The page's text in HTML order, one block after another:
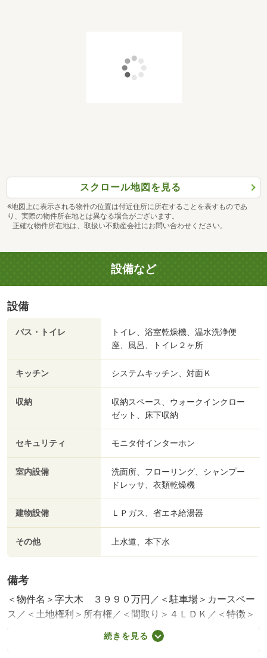
スクロール地図を見る
※地図上に表示される物件の位置は付近住所に所在することを表すものであ
り、実際の物件所在地とは異なる場合がございます。
正確な物件所在地は、取扱い不動産会社にお問い合わせください。
設備など
設備
バス・トイレ
トイレ、浴室乾燥機、温水洗浄便
座、風呂、トイレ２ヶ所
キッチン システムキッチン、対面Ｋ
収納
収納スペース、ウォークインクロー
ゼット、床下収納
セキュリティ モニタ付インターホン
室内設備
洗面所、フローリング、シャンプー
ドレッサ、衣類乾燥機
建物設備 ＬＰガス、省エネ給湯器
その他 上水道、本下水
備考
＜物件名＞字大木 ３９９０万円／＜駐車場＞カースペー
ス／＜土地権利＞所有権／＜間取り＞４ＬＤＫ／＜特徴＞
【ミンサーハウス】県内７拠点、ＳＮＳフォロワー２万以
上！ギフト券１２万！、建設住宅性能評価書（新築時）・
続きを見る